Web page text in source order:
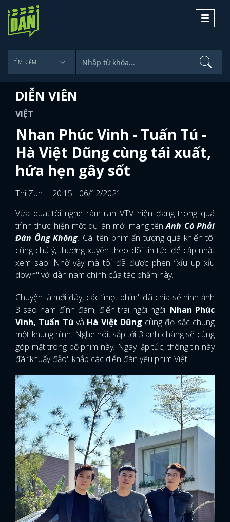
Toggle
DIỄN VIÊN
VIỆT
Nhan Phúc Vinh - Tuấn Tú -
Hà Việt Dũng cùng tái xuất,
hứa hẹn gây sốt
Thi Zun
20:15 - 06/12/2021
Vừa qua, tôi nghe râm ran VTV hiện đang trong quá
trình thực hiện một dự án mới mang tênAnh Có Phải
Đàn Ông Không. Cái tên phim ấn tượng quá khiến tôi
cũng chú ý, thường xuyên theo dõi tin tức để cập nhật
xem sao. Nhờ vậy mà tôi đã được phen “xỉu up xỉu
down" với dàn nam chính của tác phẩm này.
Chuyện là mới đây, các “mọt phim" đã chia sẻ hình ảnh
3 sao nam đình đám, điển trai ngời ngời: Nhan Phúc
Vinh, Tuấn Tú và Hà Việt Dũng cùng đọ sắc chung
một khung hình. Nghe nói, sắp tới 3 anh chàng sẽ cùng
góp mặt trong bộ phim này. Ngay lập tức, thông tin này
đã “khuấy đảo" khắp các diễn đàn yêu phim Việt.